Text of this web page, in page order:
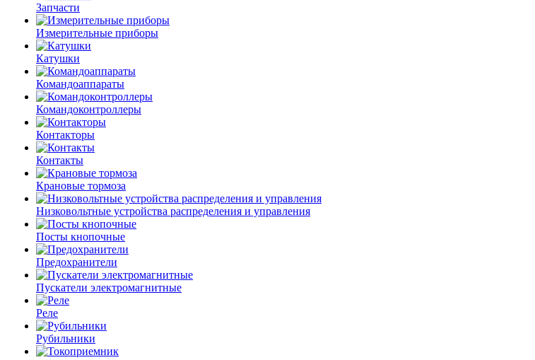
Запчасти
Измерительные приборы
Катушки
Командоаппараты
Командоконтроллеры
Контакторы
Контакты
Крановые тормоза
Низковольтные устройства распределения и управления
Посты кнопочные
Предохранители
Пускатели электромагнитные
Реле
Рубильники